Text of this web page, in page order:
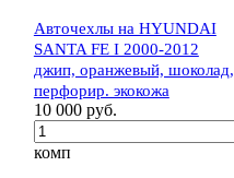
Авточехлы на HYUNDAI
SANTA FE I 2000-2012
джип, оранжевый, шоколад,
перфорир. экокожа
10 000 руб.
комп